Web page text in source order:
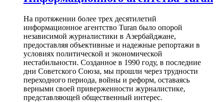
На протяжении более трех десятилетий
информационное агентство Turan было опорой
независимой журналистики в Азербайджане,
предоставляя объективные и надежные репортажи в
условиях политической и экономической
нестабильности. Созданное в 1990 году, в последние
дни Советского Союза, мы прошли через трудности
переходного периода, войны и реформ, оставаясь
верными своей приверженности журналистике,
представляющей общественный интерес.